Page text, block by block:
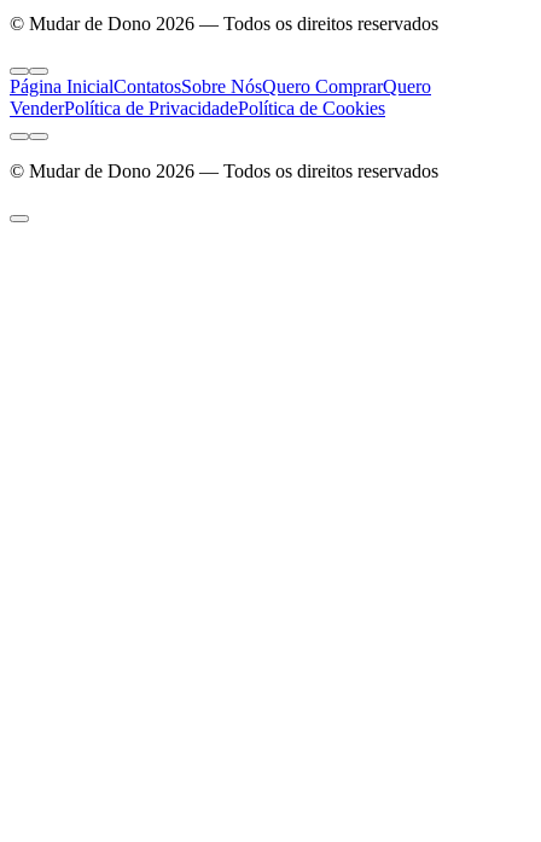
© Mudar de Dono 2026 — Todos os direitos reservados
Página InicialContatosSobre NósQuero ComprarQuero
VenderPolítica de PrivacidadePolítica de Cookies
© Mudar de Dono 2026 — Todos os direitos reservados